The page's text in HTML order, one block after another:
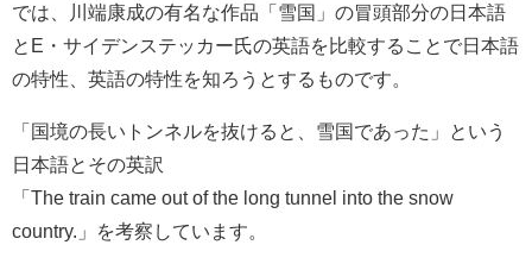
では、川端康成の有名な作品「雪国」の冒頭部分の日本語
とE・サイデンステッカー氏の英語を比較することで日本語
の特性、英語の特性を知ろうとするものです。
「国境の長いトンネルを抜けると、雪国であった」という
日本語とその英訳
「The train came out of the long tunnel into the snow
country.」を考察しています。